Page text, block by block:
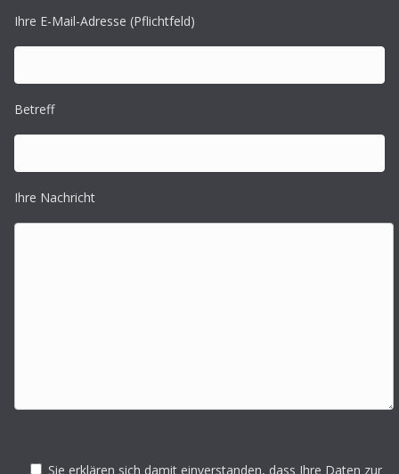
Ihre E-Mail-Adresse (Pflichtfeld)
Betreff
Ihre Nachricht
Sie erklären sich damit einverstanden, dass Ihre Daten zur